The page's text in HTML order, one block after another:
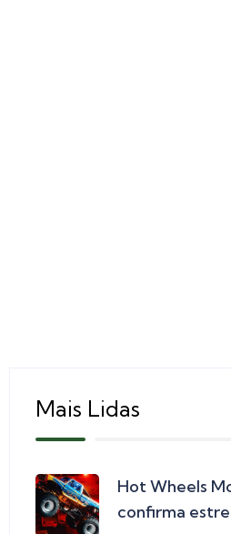
Mais Lidas
Hot Wheels
confirma